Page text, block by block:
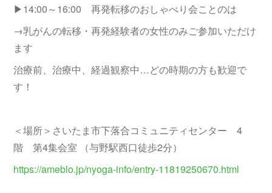
▶14:00～16:00 再発転移のおしゃべり会ことのは
→乳がんの転移・再発経験者の女性のみご参加いただけ
ます
治療前、治療中、経過観察中…どの時期の方も歓迎で
す！
＜場所＞さいたま市下落合コミュニティセンター 4
階 第4集会室 （与野駅西口徒歩2分）
https://ameblo.jp/nyoga-info/entry-11819250670.html